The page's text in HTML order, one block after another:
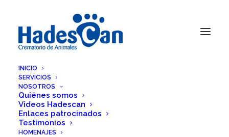
INICIO
SERVICIOS
NOSOTROS
Quiénes somos
Videos Hadescan
Enlaces patrocinados
Testimonios
HOMENAJES